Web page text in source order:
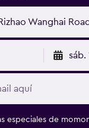
Wanghai
sáb.
especiales de